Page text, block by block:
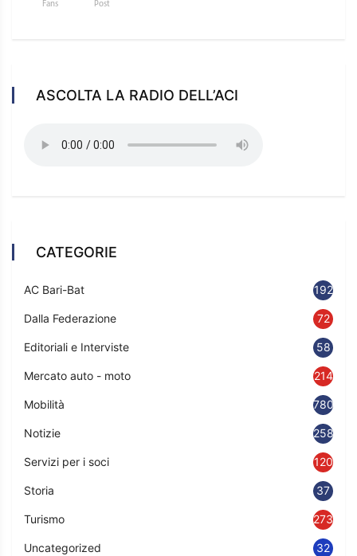
Fans Post
ASCOLTA LA RADIO DELL’ACI
CATEGORIE
AC Bari-Bat 192
Dalla Federazione 72
Editoriali e Interviste 58
Mercato auto - moto 214
Mobilità 780
Notizie 2583
Servizi per i soci 120
Storia 37
Turismo 273
Uncategorized 32